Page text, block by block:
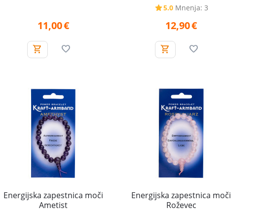
11,00€
5.0 Mnenja: 3
12,90€
Energijska zapestnica moči
Ametist
Energijska zapestnica moči
Roževec